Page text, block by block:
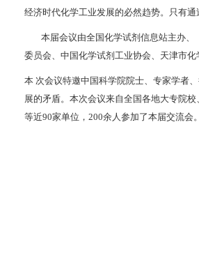
经济时代化学工业发展的必然趋势。只有
本届会议由全国化学试剂信息站主办、
委员会、中国化学试剂工业协会、天津市
本 次会议特邀中国科学院院士、专家学者
展的矛盾。本次会议来自全国各地大专院
等近90家单位，200余人参加了本届交流会。